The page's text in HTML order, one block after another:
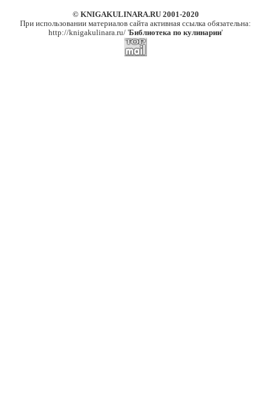
© KNIGAKULINARA.RU 2001-2020
При использовании материалов сайта активная ссылка обязательна:
http://knigakulinara.ru/ 'Библиотека по кулинарии'